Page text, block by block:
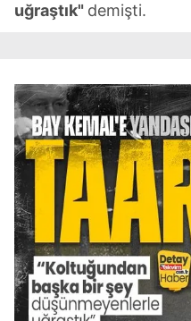
uğraştık" demişti.